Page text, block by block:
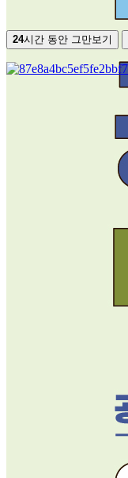
24시간 동안 그만보기